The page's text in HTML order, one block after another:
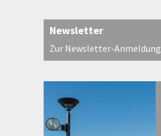
Newsletter
Zur Newsletter-Anmeldung